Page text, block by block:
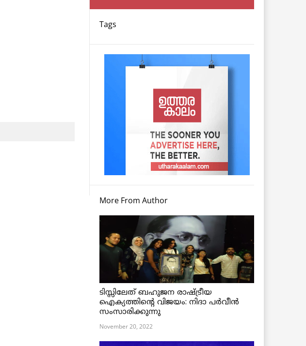
Tags
More From Author
ടിസ്സിലേത് ബഹുജന രാഷ്ട്രീയ
ഐക്യത്തിന്റെ വിജയം: നിദാ പർവീൻ
സംസാരിക്കുന്നു
November 20, 2022